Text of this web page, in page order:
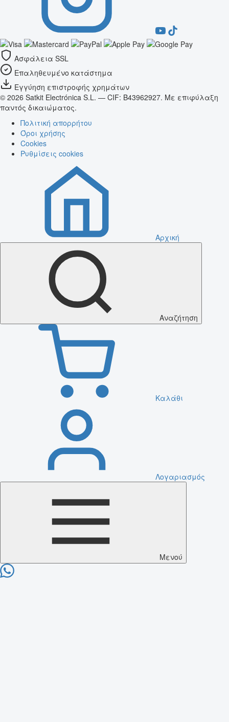
Ασφάλεια SSL
Επαληθευμένο κατάστημα
Εγγύηση επιστροφής χρημάτων
© 2026 Satkit Electrónica S.L. — CIF: B43962927. Με επιφύλαξη
παντός δικαιώματος.
Πολιτική απορρήτου
Όροι χρήσης
Cookies
Ρυθμίσεις cookies
Αρχική
Αναζήτηση
Καλάθι
Λογαριασμός
Μενού